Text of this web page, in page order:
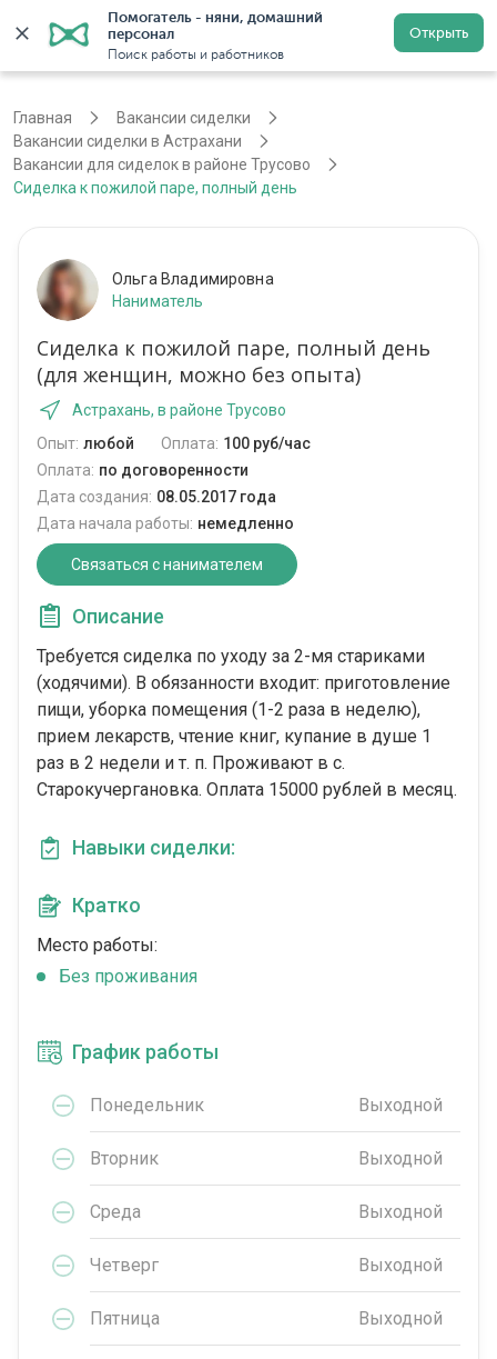
Помогатель - няни, домашний
персонал
Поиск работы и работников
Открыть
Астрахань Регистрация
Главная
Вакансии сиделки
Вакансии сиделки в Астрахани
Вакансии для сиделок в районе Трусово
Сиделка к пожилой паре, полный день
Ольга Владимировна
Наниматель
Сиделка к пожилой паре, полный день
(для женщин, можно без опыта)
Астрахань, в районе Трусово
Опыт: любой Оплата: 100 руб/час
Оплата: по договоренности
Дата создания: 08.05.2017 года
Дата начала работы: немедленно
Связаться с нанимателем
Описание
Требуется сиделка по уходу за 2-мя стариками
(ходячими). В обязанности входит: приготовление
пищи, уборка помещения (1-2 раза в неделю),
прием лекарств, чтение книг, купание в душе 1
раз в 2 недели и т. п. Проживают в с.
Старокучергановка. Оплата 15000 рублей в месяц.
Навыки сиделки:
Кратко
Место работы:
Без проживания
График работы
Понедельник Выходной
Вторник Выходной
Среда Выходной
Четверг Выходной
Пятница Выходной